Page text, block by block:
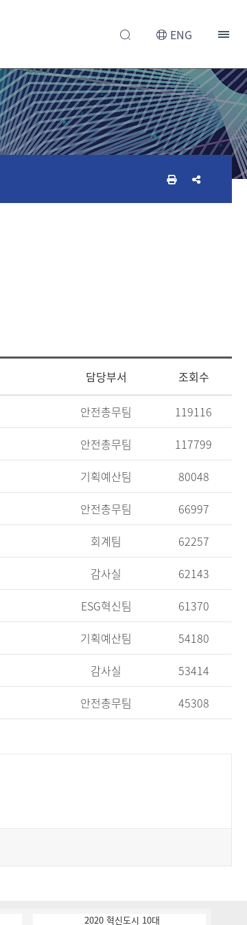
ENG
인
쇄
기
공
유
기
담당부서 조회수
안전총무팀
119116
안전총무팀
117799
기획예산팀
80048
안전총무팀
66997
회계팀
62257
감사실
62143
ESG혁신팀
61370
기획예산팀
54180
감사실
53414
안전총무팀 45308
2020 혁신도시 10대